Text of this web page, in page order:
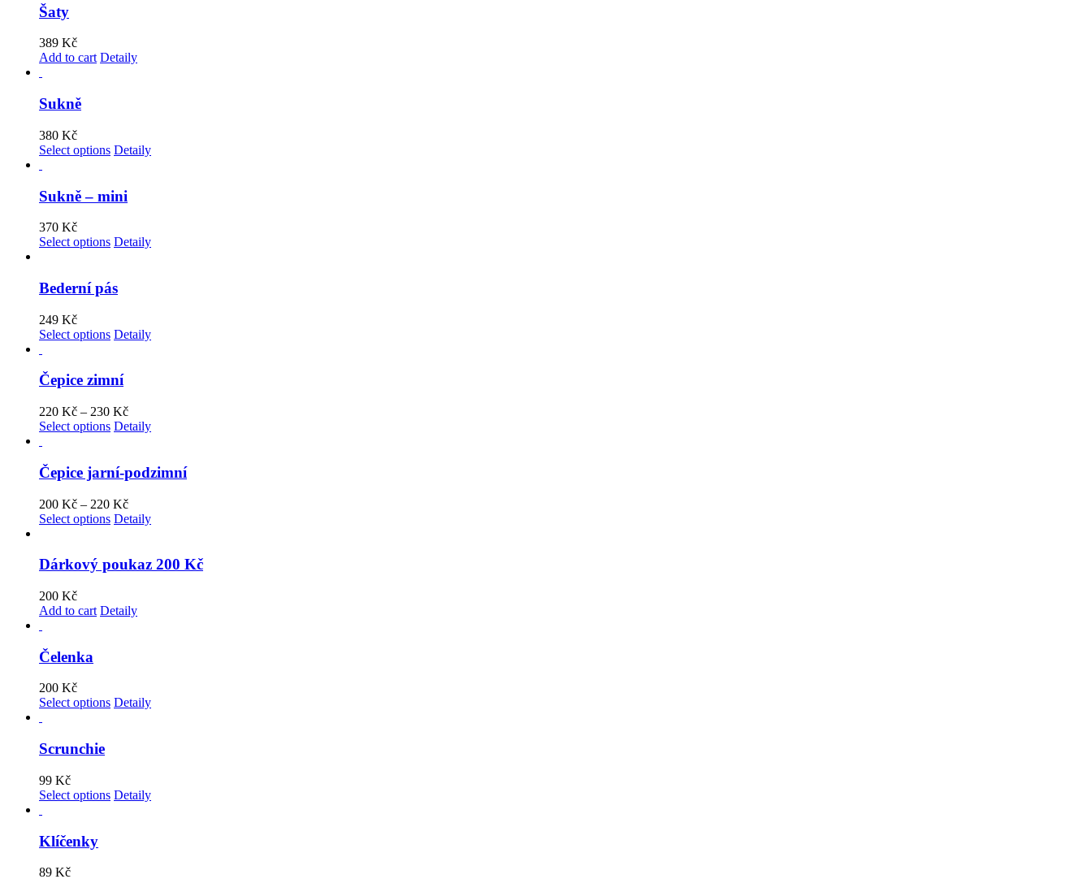
Šaty
389 Kč
Add to cart Detaily
Sukně
380 Kč
Select options Detaily
Sukně – mini
370 Kč
Select options Detaily
Bederní pás
249 Kč
Select options Detaily
Čepice zimní
220 Kč – 230 Kč
Select options Detaily
Čepice jarní-podzimní
200 Kč – 220 Kč
Select options Detaily
Dárkový poukaz 200 Kč
200 Kč
Add to cart Detaily
Čelenka
200 Kč
Select options Detaily
Scrunchie
99 Kč
Select options Detaily
Klíčenky
89 Kč